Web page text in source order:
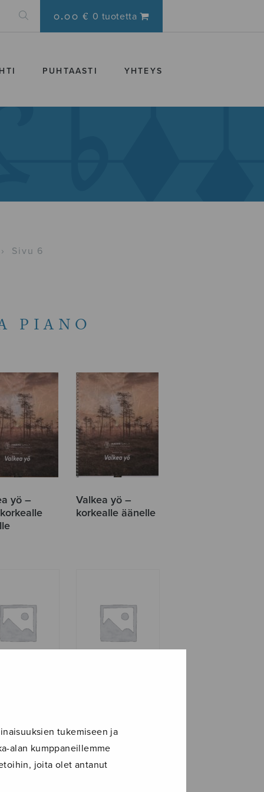
tukemiseen ja
alan kumppaneillemme
joita olet antanut
0.00 € 0 tuotetta
PUHTAASTI YHTEYS
› Sivu 6
PIANO
yö –
Valkea yö –
korkealle äänelle